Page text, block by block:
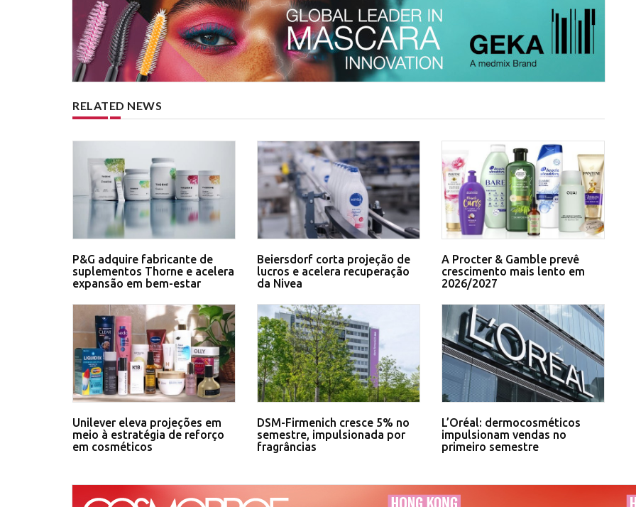
RELATED NEWS
P&G adquire fabricante de
suplementos Thorne e acelera
expansão em bem-estar
Beiersdorf corta projeção de
lucros e acelera recuperação
da Nivea
A Procter & Gamble prevê
crescimento mais lento em
2026/2027
Unilever eleva projeções em
meio à estratégia de reforço
em cosméticos
DSM-Firmenich cresce 5% no
semestre, impulsionada por
fragrâncias
L’Oréal: dermocosméticos
impulsionam vendas no
primeiro semestre